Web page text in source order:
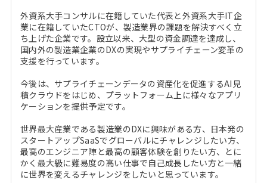
年齢と年収の相関図
外資系大手コンサルに在籍していた代表と外資系大手IT企
業に在籍していたCTOが、製造業界の課題を解決すべく立
ち上げた企業です。設立以来、大型の資金調達を達成し、
国内外の製造業企業のDXの実現やサプライチェーン変革の
支援を行っています。
今後は、サプライチェーンデータの資産化を促進するAI見
積クラウドをはじめ、プラットフォーム上に様々なアプリ
ケーションを提供予定です。
世界最大産業である製造業のDXに興味がある方、日本発の
スタートアップSaaSでグローバルにチャレンジしたい方、
最高のエンジニア陣と最高の顧客体験を創りたい方、とに
かく最大級に難易度の高い仕事で自己成長したい方と一緒
に世界を変えるチャレンジをしたいと思っています。